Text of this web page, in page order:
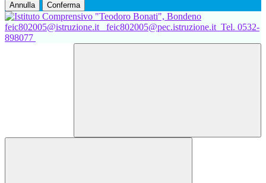
Annulla Conferma
feic802005@istruzione.it feic802005@pec.istruzione.it Tel. 0532-
898077